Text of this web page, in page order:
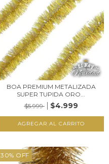
BOA PREMIUM METALIZADA
SUPER TUPIDA ORO...
$5.999
$4.999
30% OFF